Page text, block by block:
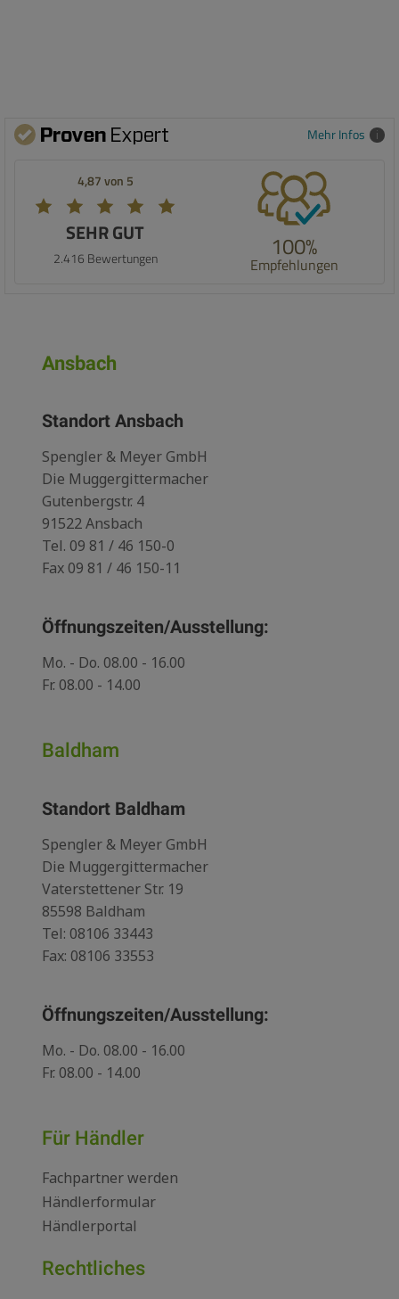
Mehr Infos
4,87 von 5
SEHR GUT
2.416 Bewertungen 100%
Empfehlungen
Ansbach
Standort Ansbach
Spengler & Meyer GmbH
Die Muggergittermacher
Gutenbergstr. 4
91522 Ansbach
Tel. 09 81 / 46 150-0
Fax 09 81 / 46 150-11
Öffnungszeiten/Ausstellung:
Mo. - Do. 08.00 - 16.00
Fr. 08.00 - 14.00
Baldham
Standort Baldham
Spengler & Meyer GmbH
Die Muggergittermacher
Vaterstettener Str. 19
85598 Baldham
Tel: 08106 33443
Fax: 08106 33553
Öffnungszeiten/Ausstellung:
Mo. - Do. 08.00 - 16.00
Fr. 08.00 - 14.00
Für Händler
Fachpartner werden
Händlerformular
Händlerportal
Rechtliches